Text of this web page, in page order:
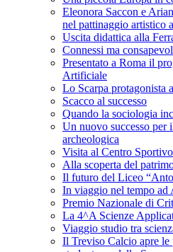
Eleonora Saccon e
nel pattinaggio artistico
Uscita didattica alla
Connessi ma
Presentato a Roma il
Artificiale
Lo Scarpa protagonista
Scacco al successo
Quando la sociologia
Un nuovo successo per
archeologica
Visita al Centro
Alla scoperta del
Il futuro del Liceo
In viaggio nel tempo ad
Premio Nazionale di
La 4^A Scienze
Viaggio studio tra
Il Treviso Calcio apre le